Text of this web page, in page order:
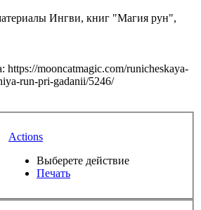
Ингви, книг "Магия рун",
https://mooncatmagic.com/runicheskaya-
run-pri-gadanii/5246/
Actions
Выберете действие
Печать